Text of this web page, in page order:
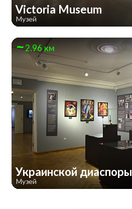
Victoria Museum
Музей
2.96 км
Украинской диаспоры
Музей